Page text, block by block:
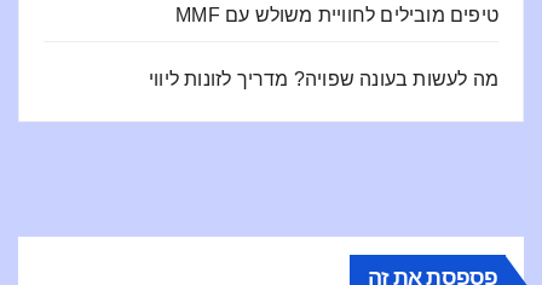
טיפים מובילים לחוויית משולש עם MMF
מה לעשות בעונה שפויה? מדריך לזונות ליווי
פספסת את זה